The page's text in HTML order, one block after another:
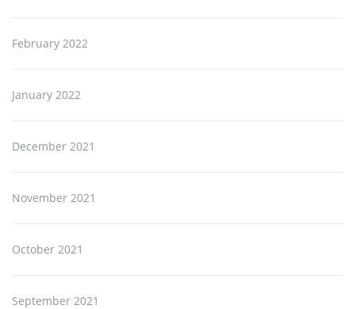
February 2022
January 2022
December 2021
November 2021
October 2021
September 2021